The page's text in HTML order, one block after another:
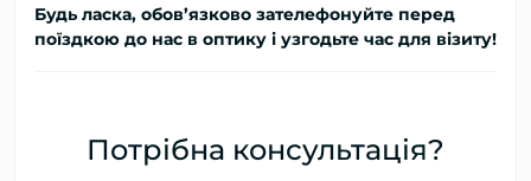
Будь ласка, обов’язково зателефонуйте перед
поїздкою до нас в оптику і узгодьте час для візиту!
Потрібна консультація?